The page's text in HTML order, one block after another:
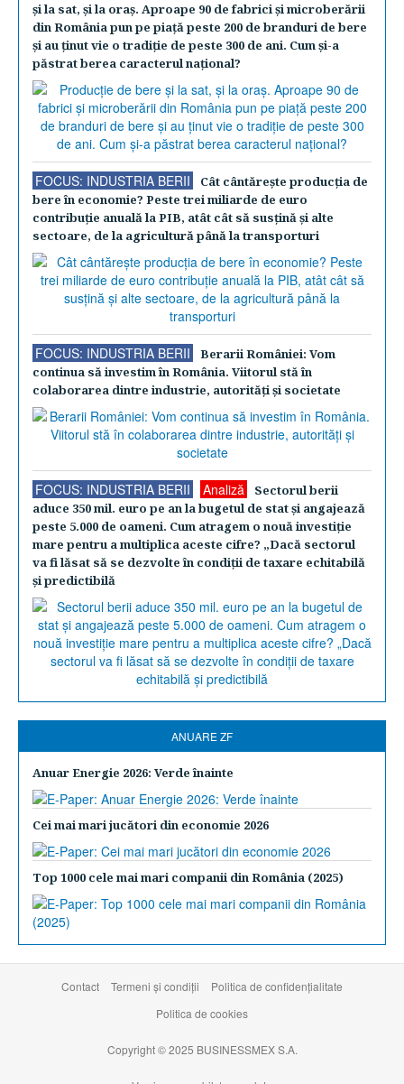
şi la sat, şi la oraş. Aproape 90 de fabrici şi microberării
din România pun pe piaţă peste 200 de branduri de bere
şi au ţinut vie o tradiţie de peste 300 de ani. Cum şi-a
păstrat berea caracterul naţional?
FOCUS: INDUSTRIA BERII
Cât cântăreşte producţia de
bere în economie? Peste trei miliarde de euro
contribuţie anuală la PIB, atât cât să susţină şi alte
sectoare, de la agricultură până la transporturi
FOCUS: INDUSTRIA BERII
Berarii României: Vom
continua să investim în România. Viitorul stă în
colaborarea dintre industrie, autorităţi şi societate
FOCUS: INDUSTRIA BERII Analiză
Sectorul berii
aduce 350 mil. euro pe an la bugetul de stat şi angajează
peste 5.000 de oameni. Cum atragem o nouă investiţie
mare pentru a multiplica aceste cifre? „Dacă sectorul
va fi lăsat să se dezvolte în condiţii de taxare echitabilă
şi predictibilă
ANUARE ZF
Anuar Energie 2026: Verde înainte
Cei mai mari jucători din economie 2026
Top 1000 cele mai mari companii din România (2025)
Contact Termeni şi condiţii
Politica de confidențialitate
Politica de cookies
Copyright © 2025 BUSINESSMEX S.A.